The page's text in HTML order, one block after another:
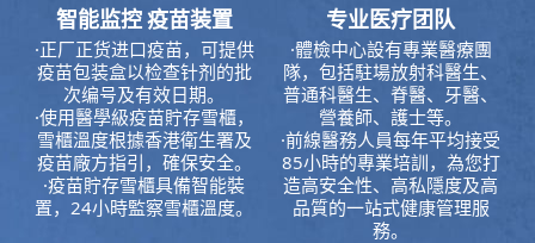
智能监控 疫苗装置
·正厂正货进口疫苗，可提供
疫苗包装盒以检查针剂的批
次编号及有效日期。
·使用醫學級疫苗貯存雪櫃，
雪櫃溫度根據香港衛生署及
疫苗廠方指引，確保安全。
·疫苗貯存雪櫃具備智能裝
置，24小時監察雪櫃溫度。
专业医疗团队
·體檢中心設有專業醫療團
隊，包括駐場放射科醫生、
普通科醫生、脊醫、牙醫、
營養師、護士等。
·前線醫務人員每年平均接受
85小時的專業培訓，為您打
造高安全性、高私隱度及高
品質的一站式健康管理服
務。